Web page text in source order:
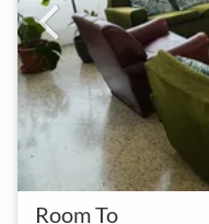
Room To